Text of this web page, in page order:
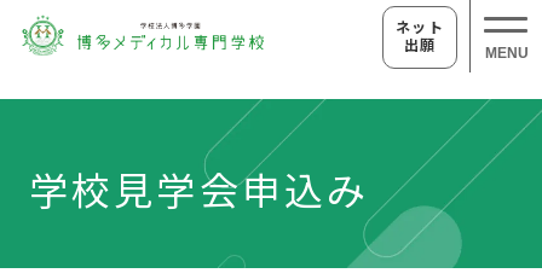
ネット
出願
MENU
学校見学会申込み